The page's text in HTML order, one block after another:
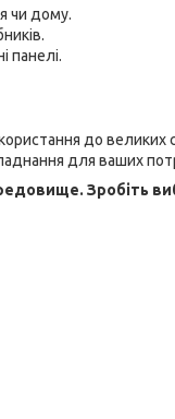
чи дому.
панелі.
до великих
для ваших
Зробіть